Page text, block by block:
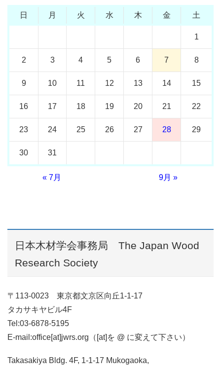
日 月 火 水 木 金 土
1
2 3 4 5 6 7 8
9 10 11 12 13 14 15
16 17 18 19 20 21 22
23 24 25 26 27 28 29
30 31
« 7月 9月 »
日本木材学会事務局 The Japan Wood
Research Society
〒113-0023 東京都文京区向丘1-1-17
タカサキヤビル4F
Tel:03-6878-5195
E-mail:office[at]jwrs.org（[at]を @ に変えて下さい）
Takasakiya Bldg. 4F, 1-1-17 Mukogaoka,